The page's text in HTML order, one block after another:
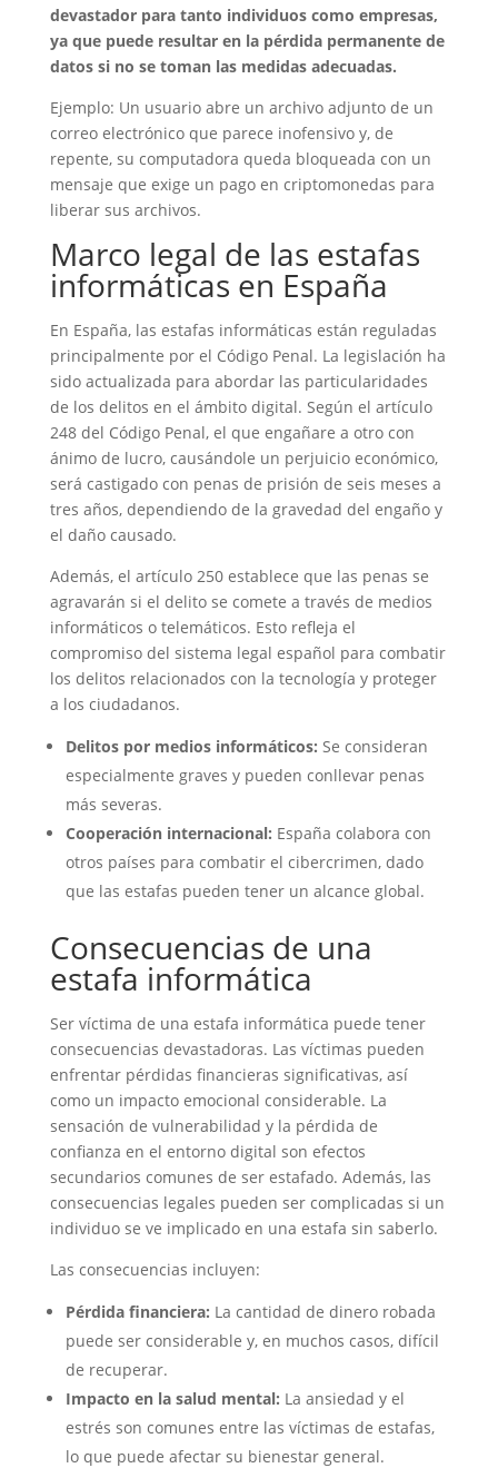
devastador para tanto individuos como empresas,
ya que puede resultar en la pérdida permanente de
datos si no se toman las medidas adecuadas.
Ejemplo: Un usuario abre un archivo adjunto de un
correo electrónico que parece inofensivo y, de
repente, su computadora queda bloqueada con un
mensaje que exige un pago en criptomonedas para
liberar sus archivos.
Marco legal de las estafas
informáticas en España
En España, las estafas informáticas están reguladas
principalmente por el Código Penal. La legislación ha
sido actualizada para abordar las particularidades
de los delitos en el ámbito digital. Según el artículo
248 del Código Penal, el que engañare a otro con
ánimo de lucro, causándole un perjuicio económico,
será castigado con penas de prisión de seis meses a
tres años, dependiendo de la gravedad del engaño y
el daño causado.
Además, el artículo 250 establece que las penas se
agravarán si el delito se comete a través de medios
informáticos o telemáticos. Esto refleja el
compromiso del sistema legal español para combatir
los delitos relacionados con la tecnología y proteger
a los ciudadanos.
Delitos por medios informáticos: Se consideran
especialmente graves y pueden conllevar penas
más severas.
Cooperación internacional: España colabora con
otros países para combatir el cibercrimen, dado
que las estafas pueden tener un alcance global.
Consecuencias de una
estafa informática
Ser víctima de una estafa informática puede tener
consecuencias devastadoras. Las víctimas pueden
enfrentar pérdidas financieras significativas, así
como un impacto emocional considerable. La
sensación de vulnerabilidad y la pérdida de
confianza en el entorno digital son efectos
secundarios comunes de ser estafado. Además, las
consecuencias legales pueden ser complicadas si un
individuo se ve implicado en una estafa sin saberlo.
Las consecuencias incluyen:
Pérdida financiera: La cantidad de dinero robada
puede ser considerable y, en muchos casos, difícil
de recuperar.
Impacto en la salud mental: La ansiedad y el
estrés son comunes entre las víctimas de estafas,
lo que puede afectar su bienestar general.